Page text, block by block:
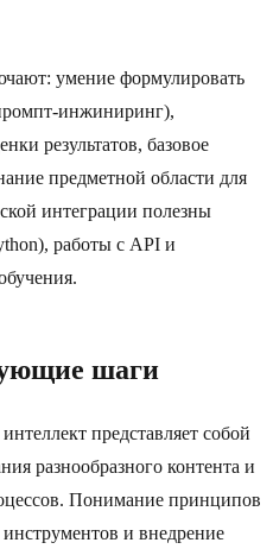
умение формулировать
инжиниринг),
результатов, базовое
предметной области для
интеграции полезны
работы с API и
шаги
представляет собой
разнообразного контента и
Понимание принципов
и внедрение